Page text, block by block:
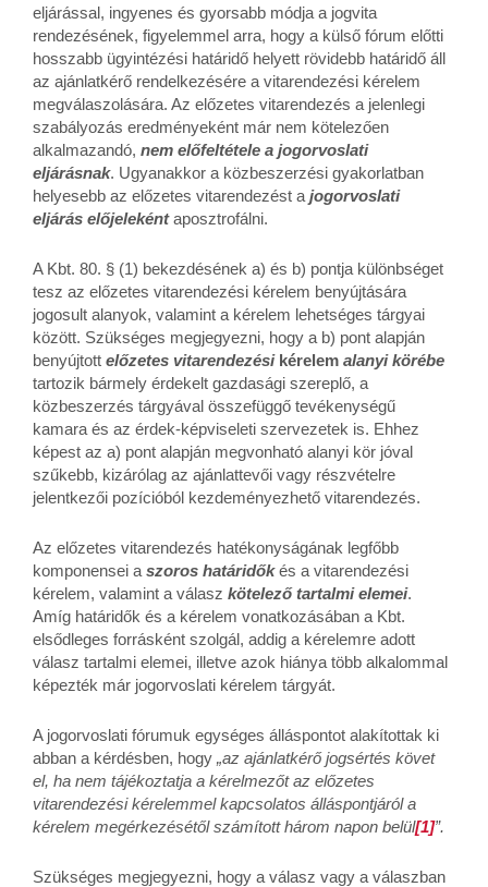
eljárással, ingyenes és gyorsabb módja a jogvita
rendezésének, figyelemmel arra, hogy a külső fórum előtti
hosszabb ügyintézési határidő helyett rövidebb határidő áll
az ajánlatkérő rendelkezésére a vitarendezési kérelem
megválaszolására. Az előzetes vitarendezés a jelenlegi
szabályozás eredményeként már nem kötelezően
alkalmazandó, nem előfeltétele a jogorvoslati
eljárásnak. Ugyanakkor a közbeszerzési gyakorlatban
helyesebb az előzetes vitarendezést a jogorvoslati
eljárás előjelekéntaposztrofálni.
A Kbt. 80. § (1) bekezdésének a) és b) pontja különbséget
tesz az előzetes vitarendezési kérelem benyújtására
jogosult alanyok, valamint a kérelem lehetséges tárgyai
között. Szükséges megjegyezni, hogy a b) pont alapján
benyújtott előzetes vitarendezési kérelem alanyi körébe
tartozik bármely érdekelt gazdasági szereplő, a
közbeszerzés tárgyával összefüggő tevékenységű
kamara és az érdek-képviseleti szervezetek is. Ehhez
képest az a) pont alapján megvonható alanyi kör jóval
szűkebb, kizárólag az ajánlattevői vagy részvételre
jelentkezői pozícióból kezdeményezhető vitarendezés.
Az előzetes vitarendezés hatékonyságának legfőbb
komponensei a szoros határidőkés a vitarendezési
kérelem, valamint a válasz kötelező tartalmi elemei.
Amíg határidők és a kérelem vonatkozásában a Kbt.
elsődleges forrásként szolgál, addig a kérelemre adott
válasz tartalmi elemei, illetve azok hiánya több alkalommal
képezték már jogorvoslati kérelem tárgyát.
A jogorvoslati fórumuk egységes álláspontot alakítottak ki
abban a kérdésben, hogy „az ajánlatkérő jogsértés követ
el, ha nem tájékoztatja a kérelmezőt az előzetes
vitarendezési kérelemmel kapcsolatos álláspontjáról a
kérelem megérkezésétől számított három napon belül[1]”.
Szükséges megjegyezni, hogy a válasz vagy a válaszban